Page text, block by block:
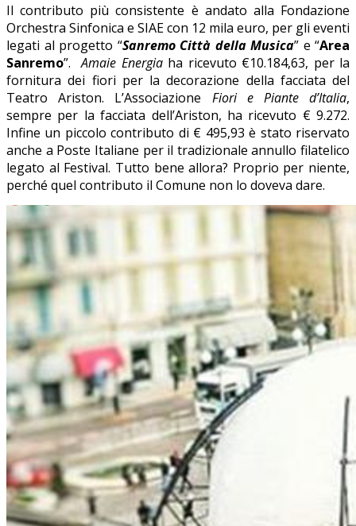
Il contributo più consistente è andato alla Fondazione
Orchestra Sinfonica e SIAE con 12 mila euro, per gli eventi
legati al progetto “Sanremo Città della Musica” e “Area
Sanremo”.Amaie Energiaha ricevuto €10.184,63, per la
fornitura dei fiori per la decorazione della facciata del
Teatro Ariston. L’Associazione Fiori e Piante d’Italia,
sempre per la facciata dell’Ariston, ha ricevuto € 9.272.
Infine un piccolo contributo di € 495,93 è stato riservato
anche a Poste Italiane per il tradizionale annullo filatelico
legato al Festival. Tutto bene allora? Proprio per niente,
perché quel contributo il Comune non lo doveva dare.